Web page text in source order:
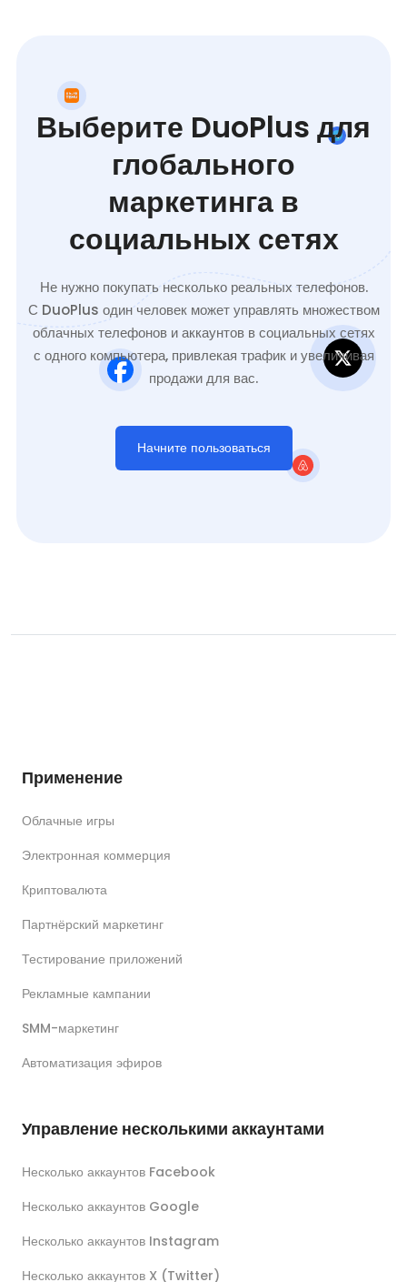
Выберите DuoPlus для
глобального
маркетинга в
социальных сетях
Не нужно покупать несколько реальных телефонов.
С DuoPlus один человек может управлять множеством
облачных телефонов и аккаунтов в социальных сетях
с одного компьютера, привлекая трафик и увеличивая
продажи для вас.
Начните пользоваться
Применение
Облачные игры
Электронная коммерция
Криптовалюта
Партнёрский маркетинг
Тестирование приложений
Рекламные кампании
SMM-маркетинг
Автоматизация эфиров
Управление несколькими аккаунтами
Несколько аккаунтов Facebook
Несколько аккаунтов Google
Несколько аккаунтов Instagram
Несколько аккаунтов X (Twitter)